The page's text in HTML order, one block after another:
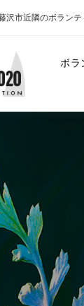
沢市近隣のボランテ
ボラ